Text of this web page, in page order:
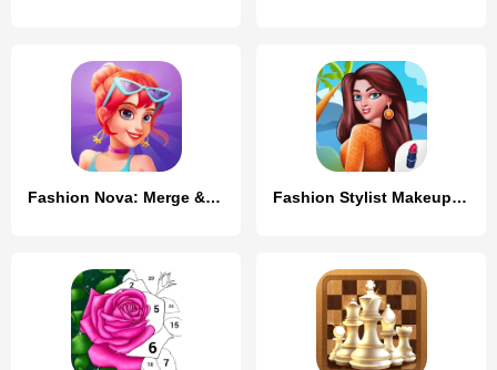
Fashion Nova: Merge & Stylist Fashion Stylist Makeup Dressup